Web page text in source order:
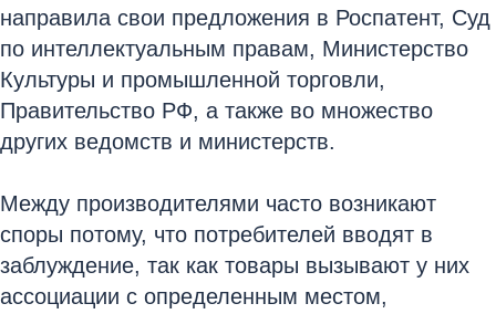
направила свои предложения в Роспатент, Суд
по интеллектуальным правам, Министерство
Культуры и промышленной торговли,
Правительство РФ, а также во множество
других ведомств и министерств.
Между производителями часто возникают
споры потому, что потребителей вводят в
заблуждение, так как товары вызывают у них
ассоциации с определенным местом,